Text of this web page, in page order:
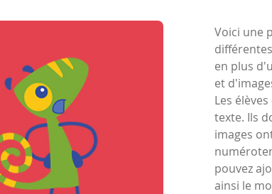
Voici une
en plus
et
Les
texte. Ils
images
pouvez
ainsi le